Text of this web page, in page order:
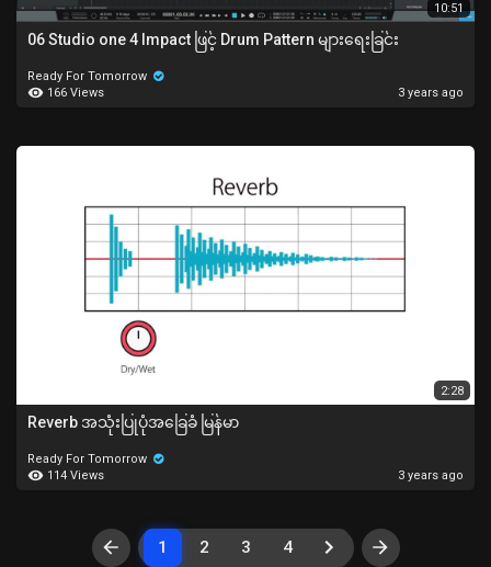
10:51
06 Studio one 4 Impact ဖြင့် Drum Pattern များရေးခြင်း
Ready For Tomorrow
166 Views
3 years ago
2:28
Reverb အသုံးပြုပုံအခြေခံ မြန်မာ
Ready For Tomorrow
114 Views
3 years ago
1 2 3 4